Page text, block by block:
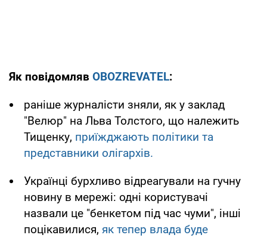
Як повідомляв OBOZREVATEL:
раніше журналісти зняли, як у заклад
"Велюр" на Льва Толстого, що належить
Тищенку, приїжджають політики та
представники олігархів.
Українці бурхливо відреагували на гучну
новину в мережі: одні користувачі
назвали це "бенкетом під час чуми", інші
поцікавилися, як тепер влада буде